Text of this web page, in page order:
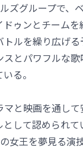
ズグループで、
ドゥンとチーム
ルを繰り広げ
とパワフルな
る。
と映画を通し
として認められ
女王を夢見る演